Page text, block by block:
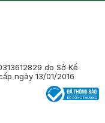
do Sở Kế
ngày 13/01/2016